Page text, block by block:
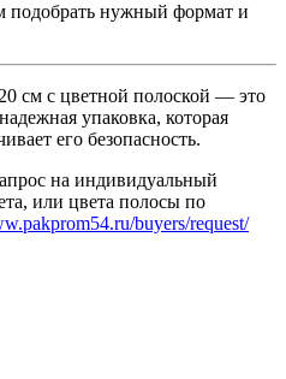
подобрать нужный формат и
см с цветной полоской — это
упаковка, которая
его безопасность.
на индивидуальный
или цвета полосы по
buyers/request/